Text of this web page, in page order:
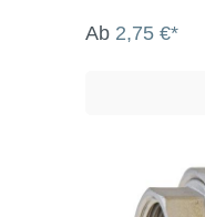
Ab 2,75 €*